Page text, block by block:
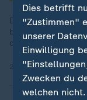
Die NATO soll
bedroht das
die NATO die
27.03.2024 | 58:59 min
Dies betrifft
"Zustimmen"
unserer
Einwilligung
Zwecken du
welchen